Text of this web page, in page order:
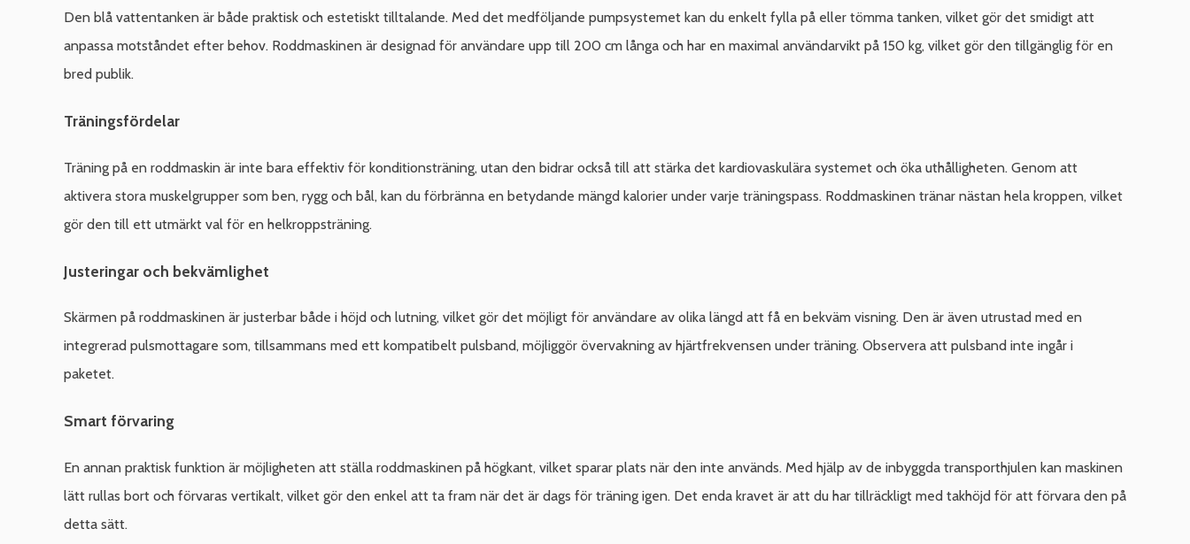
Den blå vattentanken är både praktisk och estetiskt tilltalande. Med det medföljande pumpsystemet kan du enkelt fylla på eller tömma tanken, vilket gör det smidigt att
anpassa motståndet efter behov. Roddmaskinen är designad för användare upp till 200 cm långa och har en maximal användarvikt på 150 kg, vilket gör den tillgänglig för en
bred publik.
Träningsfördelar
Träning på en roddmaskin är inte bara effektiv för konditionsträning, utan den bidrar också till att stärka det kardiovaskulära systemet och öka uthålligheten. Genom att
aktivera stora muskelgrupper som ben, rygg och bål, kan du förbränna en betydande mängd kalorier under varje träningspass. Roddmaskinen tränar nästan hela kroppen, vilket
gör den till ett utmärkt val för en helkroppsträning.
Justeringar och bekvämlighet
Skärmen på roddmaskinen är justerbar både i höjd och lutning, vilket gör det möjligt för användare av olika längd att få en bekväm visning. Den är även utrustad med en
integrerad pulsmottagare som, tillsammans med ett kompatibelt pulsband, möjliggör övervakning av hjärtfrekvensen under träning. Observera att pulsband inte ingår i
paketet.
Smart förvaring
En annan praktisk funktion är möjligheten att ställa roddmaskinen på högkant, vilket sparar plats när den inte används. Med hjälp av de inbyggda transporthjulen kan maskinen
lätt rullas bort och förvaras vertikalt, vilket gör den enkel att ta fram när det är dags för träning igen. Det enda kravet är att du har tillräckligt med takhöjd för att förvara den på
detta sätt.